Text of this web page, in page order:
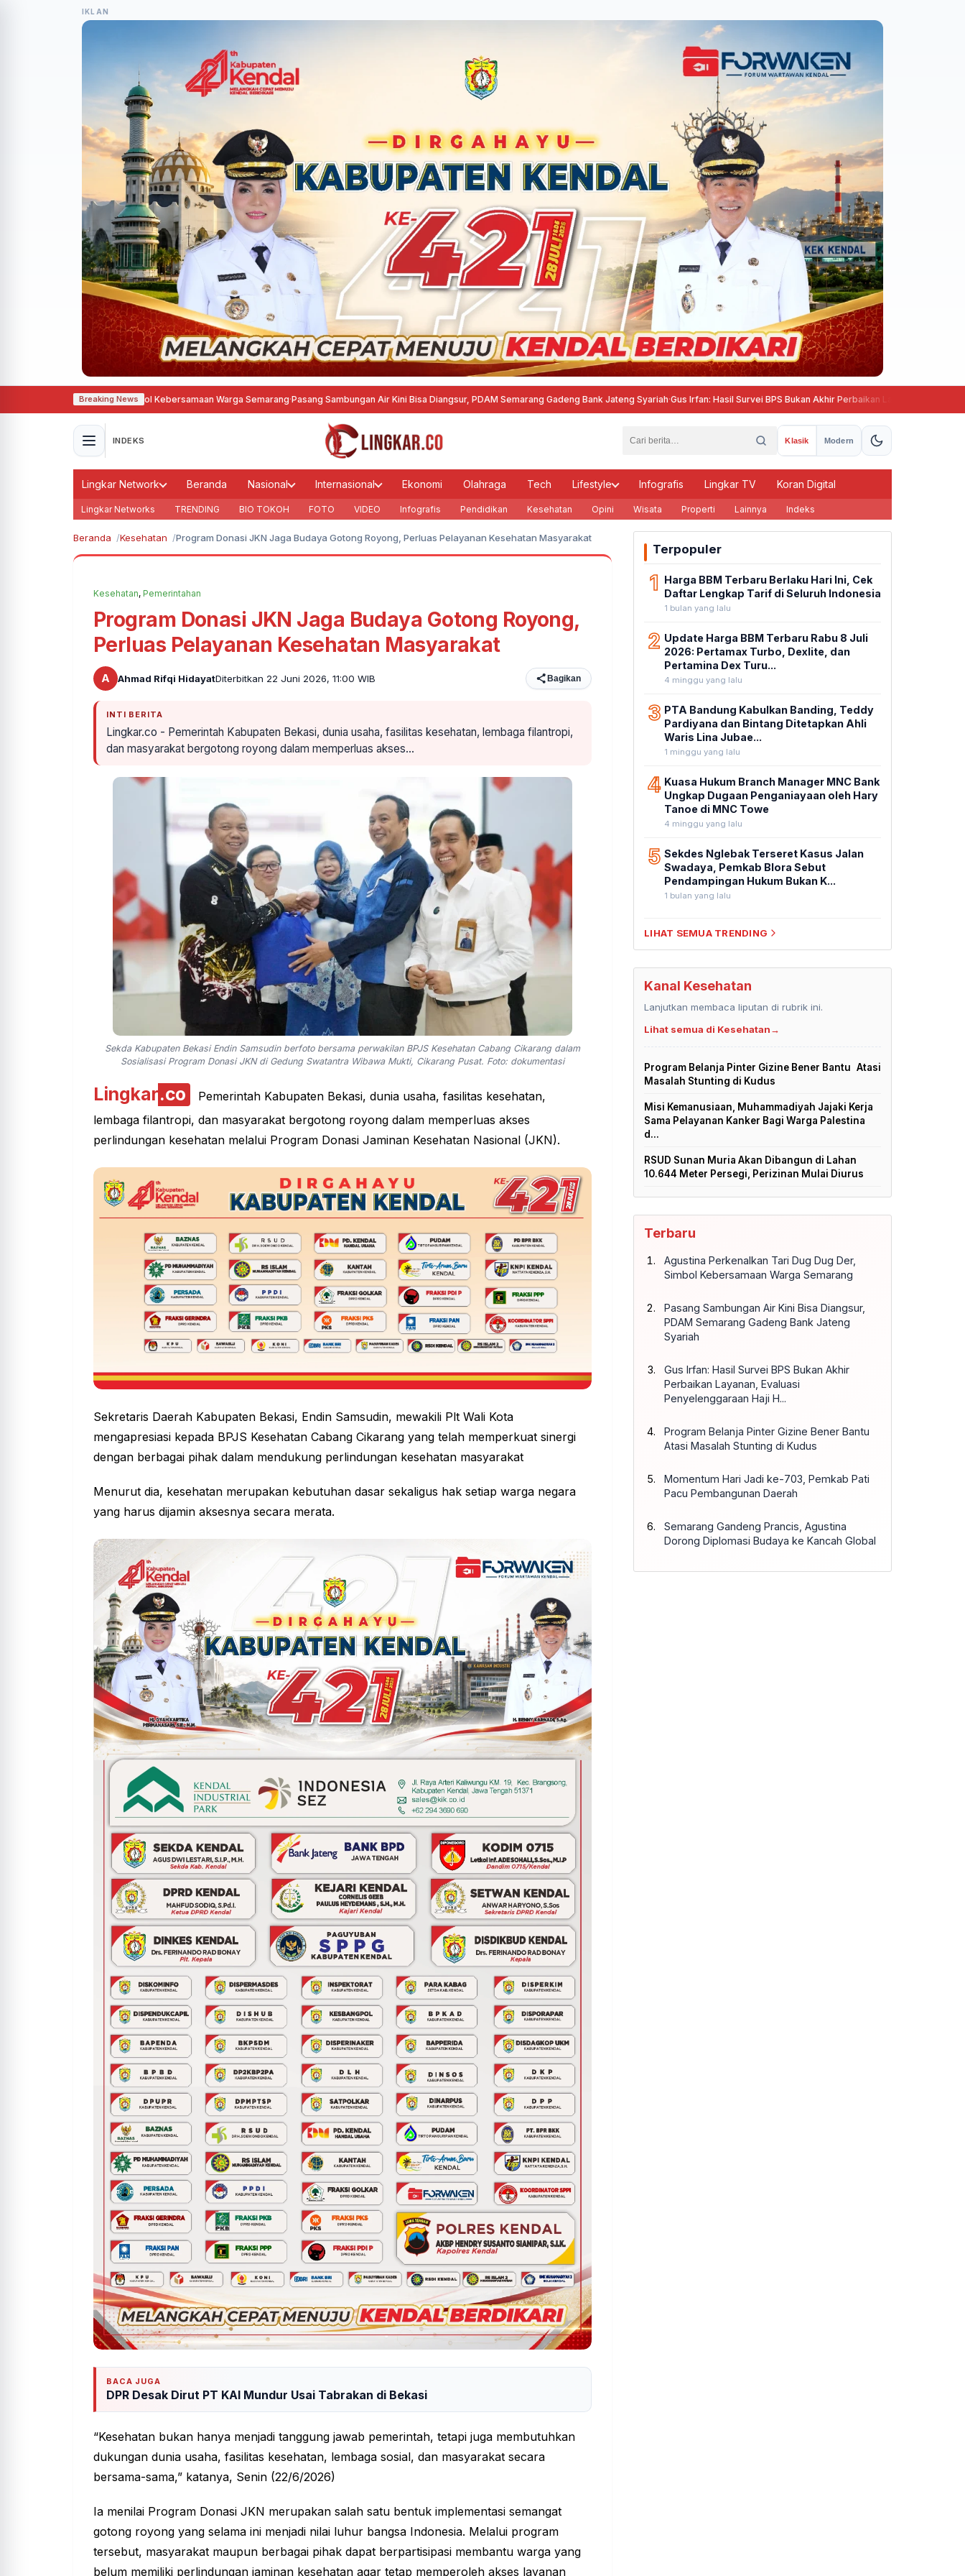
IKLAN
Breaking News
Dug Dug Der, Simbol Kebersamaan Warga Semarang·Pasang Sambungan Air Kini Bisa Diangsur, PDAM Semarang Gadeng Bank Jateng Syariah·Gus Irfan: Hasil Survei BPS Bukan Akhir Perbaikan Layanan, Evaluasi
INDEKS Klasik Modern
Lingkar Network Beranda Nasional Internasional Ekonomi Olahraga Tech Lifestyle Infografis Lingkar TV Koran Digital
Lingkar Networks TRENDING BIO TOKOH FOTO VIDEO Infografis Pendidikan Kesehatan Opini Wisata Properti Lainnya Indeks
Beranda Kesehatan Program Donasi JKN Jaga Budaya Gotong Royong, Perluas Pelayanan Kesehatan Masyarakat
Kesehatan, Pemerintahan
Program Donasi JKN Jaga Budaya Gotong Royong,
Perluas Pelayanan Kesehatan Masyarakat
A Ahmad Rifqi HidayatDiterbitkan 22 Juni 2026, 11:00 WIB Bagikan
INTI BERITA
Lingkar.co - Pemerintah Kabupaten Bekasi, dunia usaha, fasilitas kesehatan, lembaga filantropi,
dan masyarakat bergotong royong dalam memperluas akses…
Sekda Kabupaten Bekasi Endin Samsudin berfoto bersama perwakilan BPJS Kesehatan Cabang Cikarang dalam
Sosialisasi Program Donasi JKN di Gedung Swatantra Wibawa Mukti, Cikarang Pusat. Foto: dokumentasi
Lingkar.co
Pemerintah Kabupaten Bekasi, dunia usaha, fasilitas kesehatan,
lembaga filantropi, dan masyarakat bergotong royong dalam memperluas akses
perlindungan kesehatan melalui Program Donasi Jaminan Kesehatan Nasional (JKN).
Sekretaris Daerah Kabupaten Bekasi, Endin Samsudin, mewakili Plt Wali Kota
mengapresiasi kepada BPJS Kesehatan Cabang Cikarang yang telah memperkuat sinergi
dengan berbagai pihak dalam mendukung perlindungan kesehatan masyarakat
Menurut dia, kesehatan merupakan kebutuhan dasar sekaligus hak setiap warga negara
yang harus dijamin aksesnya secara merata.
BACA JUGA
DPR Desak Dirut PT KAI Mundur Usai Tabrakan di Bekasi
“Kesehatan bukan hanya menjadi tanggung jawab pemerintah, tetapi juga membutuhkan
dukungan dunia usaha, fasilitas kesehatan, lembaga sosial, dan masyarakat secara
bersama-sama,” katanya, Senin (22/6/2026)
Ia menilai Program Donasi JKN merupakan salah satu bentuk implementasi semangat
gotong royong yang selama ini menjadi nilai luhur bangsa Indonesia. Melalui program
tersebut, masyarakat maupun berbagai pihak dapat berpartisipasi membantu warga yang
belum memiliki perlindungan jaminan kesehatan agar tetap memperoleh akses layanan
Terpopuler
1 Harga BBM Terbaru Berlaku Hari Ini, Cek
Daftar Lengkap Tarif di Seluruh Indonesia
1 bulan yang lalu
2 Update Harga BBM Terbaru Rabu 8 Juli
2026: Pertamax Turbo, Dexlite, dan
Pertamina Dex Turu...
4 minggu yang lalu
3 PTA Bandung Kabulkan Banding, Teddy
Pardiyana dan Bintang Ditetapkan Ahli
Waris Lina Jubae...
1 minggu yang lalu
4 Kuasa Hukum Branch Manager MNC Bank
Ungkap Dugaan Penganiayaan oleh Hary
Tanoe di MNC Towe
4 minggu yang lalu
5 Sekdes Nglebak Terseret Kasus Jalan
Swadaya, Pemkab Blora Sebut
Pendampingan Hukum Bukan K...
1 bulan yang lalu
LIHAT SEMUA TRENDING
Kanal Kesehatan
Lanjutkan membaca liputan di rubrik ini.
Lihat semua di Kesehatan→
Program Belanja Pinter Gizine Bener Bantu Atasi
Masalah Stunting di Kudus
Misi Kemanusiaan, Muhammadiyah Jajaki Kerja
Sama Pelayanan Kanker Bagi Warga Palestina
d...
RSUD Sunan Muria Akan Dibangun di Lahan
10.644 Meter Persegi, Perizinan Mulai Diurus
Terbaru
Agustina Perkenalkan Tari Dug Dug Der,
Simbol Kebersamaan Warga Semarang
Pasang Sambungan Air Kini Bisa Diangsur,
PDAM Semarang Gadeng Bank Jateng
Syariah
Gus Irfan: Hasil Survei BPS Bukan Akhir
Perbaikan Layanan, Evaluasi
Penyelenggaraan Haji H...
Program Belanja Pinter Gizine Bener Bantu
Atasi Masalah Stunting di Kudus
Momentum Hari Jadi ke-703, Pemkab Pati
Pacu Pembangunan Daerah
Semarang Gandeng Prancis, Agustina
Dorong Diplomasi Budaya ke Kancah Global